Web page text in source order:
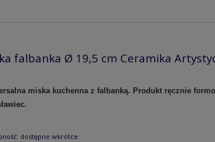
falbanka Ø 19,5 cm Ceramika
miska kuchenna z falbanką. Produkt ręcznie
dostępne wkrótce